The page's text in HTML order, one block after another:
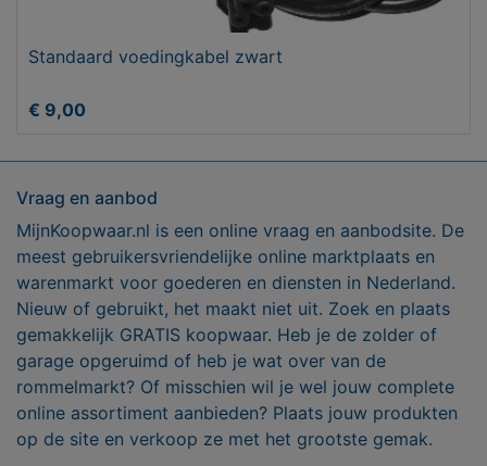
Standaard voedingkabel zwart
€ 9,00
Vraag en aanbod
MijnKoopwaar.nl is een online vraag en aanbodsite. De
meest gebruikersvriendelijke online marktplaats en
warenmarkt voor goederen en diensten in Nederland.
Nieuw of gebruikt, het maakt niet uit. Zoek en plaats
gemakkelijk GRATIS koopwaar. Heb je de zolder of
garage opgeruimd of heb je wat over van de
rommelmarkt? Of misschien wil je wel jouw complete
online assortiment aanbieden? Plaats jouw produkten
op de site en verkoop ze met het grootste gemak.